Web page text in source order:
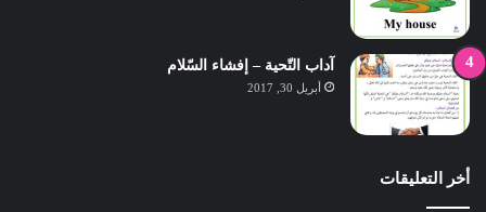
آداب التّحية – إفشاء السّلام
أبريل 30, 2017
أخر التعليقات